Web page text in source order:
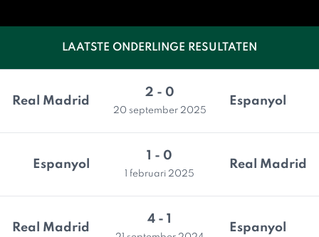
LAATSTE ONDERLINGE RESULTATEN
Real Madrid
2 - 0
20 september 2025
Espanyol
Espanyol
1 - 0
1 februari 2025
Real Madrid
Real Madrid
4 - 1
Espanyol